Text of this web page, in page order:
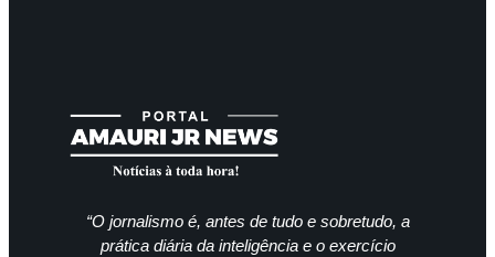
“O jornalismo é, antes de tudo e sobretudo, a
prática diária da inteligência e o exercício